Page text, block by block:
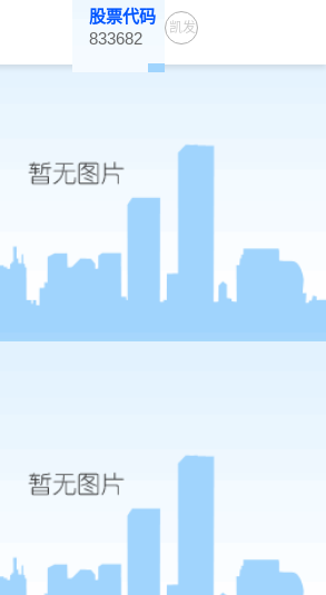
股票代码
833682
凯发